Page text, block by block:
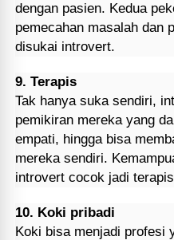
dengan pasien. Kedua
pemecahan masalah dan
disukai introvert.
9. Terapis
Tak hanya suka sendiri,
pemikiran mereka yang
empati, hingga bisa
mereka sendiri.
introvert cocok jadi
10. Koki pribadi
Koki bisa menjadi profesi